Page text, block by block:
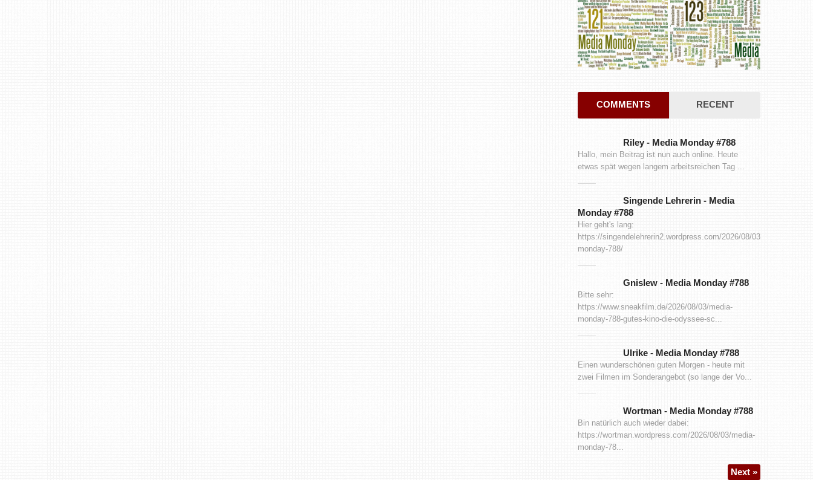
COMMENTS RECENT
Riley- Media Monday #788
Hallo, mein Beitrag ist nun auch online. Heute
etwas spät wegen langem arbeitsreichen Tag ...
Singende Lehrerin- Media
Monday #788
Hier geht's lang:
https://singendelehrerin2.wordpress.com/2026/08/03/media-
monday-788/
Gnislew- Media Monday #788
Bitte sehr:
https://www.sneakfilm.de/2026/08/03/media-
monday-788-gutes-kino-die-odyssee-sc...
Ulrike- Media Monday #788
Einen wunderschönen guten Morgen - heute mit
zwei Filmen im Sonderangebot (so lange der Vo...
Wortman- Media Monday #788
Bin natürlich auch wieder dabei:
https://wortman.wordpress.com/2026/08/03/media-
monday-78...
Next »